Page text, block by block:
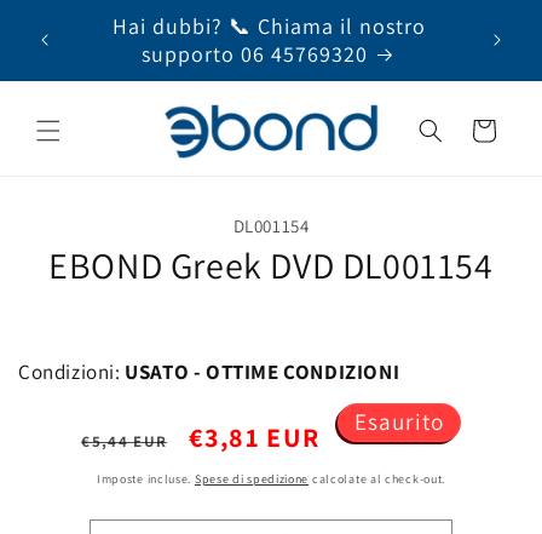
direttamente
ai contenuti
Hai dubbi? 📞 Chiama il nostro
supporto 06 45769320
Carrello
sul prodotto
DL001154
EBOND Greek DVD DL001154
Condizioni: USATO - OTTIME CONDIZIONI
Prezzo
di
€5,44 EUR
Prezzo
scontato
€3,81 EUR Esaurito
Imposte incluse. Spese di spedizione calcolate al check-out.